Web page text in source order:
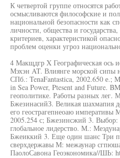
К четвертой группе относятся
осмысливаются философские и
национальной безопасности как
личности, общества и
критериев, характеристикой
проблем оценки угроз
4 Макщдгр X Географическая
Мэхэн AT. Влиянге морской сипы
СПб.: TenaFantastica, 2002.650 е.;
in Sea Power, Ptesent and Future.
геополитике. Работы разных лег.
БжезинасийЗ. Великая шахмапия
его геострагепнеоаю
2005.254 с; Бжезинсжий 3. Выбор:
глобальное лидерство. М.:
Бжеиккий 3. Еще один шанс Три
сверхдержавы М: межаунар
ПаолоСавона Геоэкономика//ШЬ: